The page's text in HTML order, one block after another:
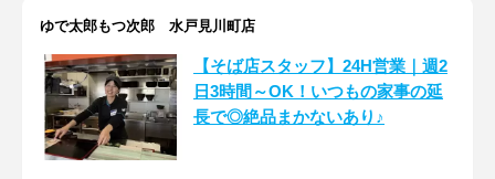
ゆで太郎もつ次郎 水戸見川町店
【そば店スタッフ】24H営業｜週2
日3時間～OK！いつもの家事の延
長で◎絶品まかないあり♪